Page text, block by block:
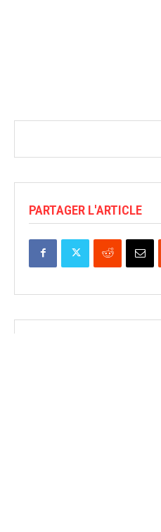
PARTAGER L'ARTICLE